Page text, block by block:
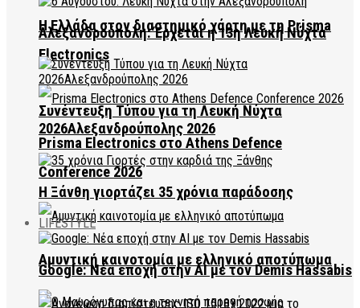
Η Ελλάδα στον διαστημικό χάρτη με τη Prisma
Electronics
Prisma Electronics στο Athens Defence
Conference 2026
Αμυντική καινοτομία με ελληνικό αποτύπωμα
Αλεξανδρούπολη: Έρχεται η 13η Λευκή Νύχτα
Συνέντευξη Τύπου για τη Λευκή Νύχτα
2026Αλεξανδρούπολης 2026
Η Ξάνθη γιορτάζει 35 χρόνια παράδοσης
LIFESTYLE
Google: Νέα εποχή στην AI με τον Demis Hassabis